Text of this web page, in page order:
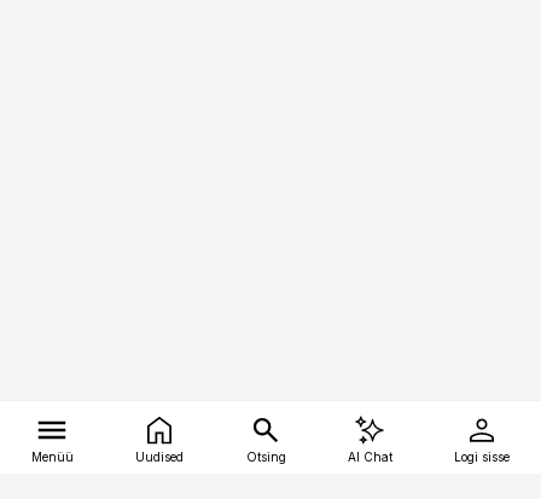
Menüü Uudised Otsing AI Chat Logi sisse